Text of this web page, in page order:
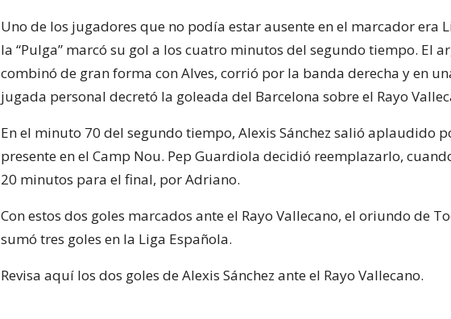
Uno de los jugadores que no podía estar ausente en el marcador era
la “Pulga” marcó su gol a los cuatro minutos del segundo tiempo. El
combinó de gran forma con Alves, corrió por la banda derecha y en
jugada personal decretó la goleada del Barcelona sobre el Rayo
En el minuto 70 del segundo tiempo, Alexis Sánchez salió aplaudido
presente en el Camp Nou. Pep Guardiola decidió reemplazarlo,
20 minutos para el final, por Adriano.
Con estos dos goles marcados ante el Rayo Vallecano, el oriundo de
sumó tres goles en la Liga Española.
Revisa aquí los dos goles de Alexis Sánchez ante el Rayo Vallecano.